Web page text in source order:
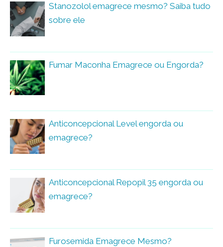
Stanozolol emagrece mesmo? Saiba tudo
sobre ele
Fumar Maconha Emagrece ou Engorda?
Anticoncepcional Level engorda ou
emagrece?
Anticoncepcional Repopil 35 engorda ou
emagrece?
Furosemida Emagrece Mesmo?